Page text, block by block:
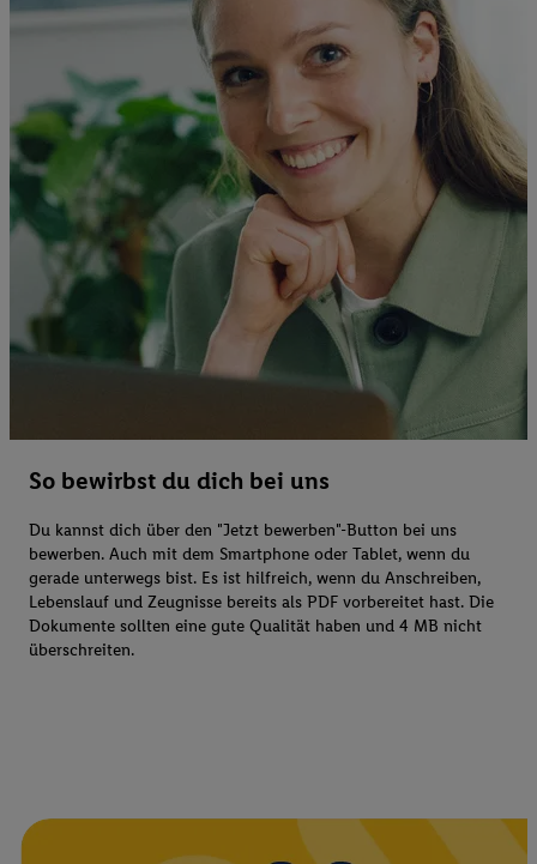
So bewirbst du dich bei uns
Du kannst dich über den "Jetzt bewerben"-Button bei uns
bewerben. Auch mit dem Smartphone oder Tablet, wenn du
gerade unterwegs bist. Es ist hilfreich, wenn du Anschreiben,
Lebenslauf und Zeugnisse bereits als PDF vorbereitet hast. Die
Dokumente sollten eine gute Qualität haben und 4 MB nicht
überschreiten.